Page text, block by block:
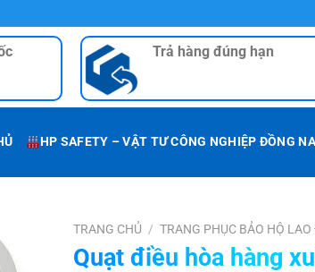
Trả hàng đúng hạn
HP SAFETY – VẬT TƯ CÔNG NGHIỆP ĐỒNG
TRANG CHỦ / TRANG PHỤC BẢO HỘ LAO
Quạt điều hòa hàng